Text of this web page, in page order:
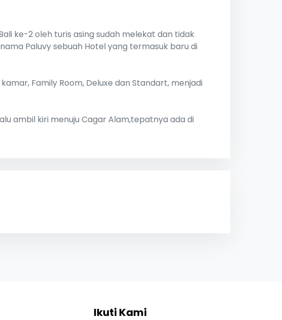
ke-2 oleh turis asing sudah melekat dan tidak
Paluvy sebuah Hotel yang termasuk baru di
Family Room, Deluxe dan Standart, menjadi
ambil kiri menuju Cagar Alam,tepatnya ada di
Ikuti Kami